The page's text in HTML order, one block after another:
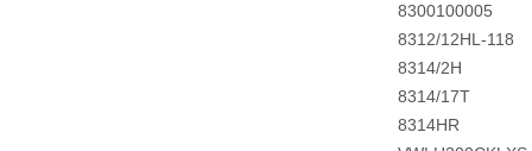
8300100005
8312/12HL-118
8314/2H
8314/17T
8314HR